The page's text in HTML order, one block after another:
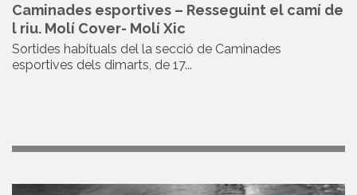
Caminades esportives – Resseguint el camí de
l riu. Molí Cover- Molí Xic
Sortides habituals del la secció de Caminades
esportives dels dimarts, de 17...